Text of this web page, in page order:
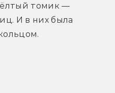
томик —
И в них была